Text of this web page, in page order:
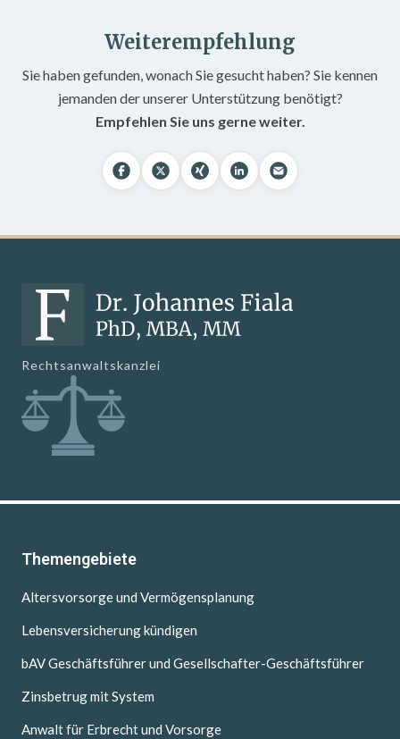
Weiterempfehlung
Sie haben gefunden, wonach Sie gesucht haben? Sie kennen
jemanden der unserer Unterstützung benötigt?
Empfehlen Sie uns gerne weiter.
Rechtsanwaltskanzlei
Themengebiete
Altersvorsorge und Vermögensplanung
Lebensversicherung kündigen
bAV Geschäftsführer und Gesellschafter-Geschäftsführer
Zinsbetrug mit System
Anwalt für Erbrecht und Vorsorge